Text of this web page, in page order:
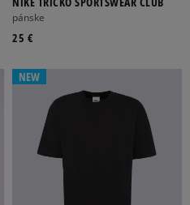
pánske
25 €
NEW